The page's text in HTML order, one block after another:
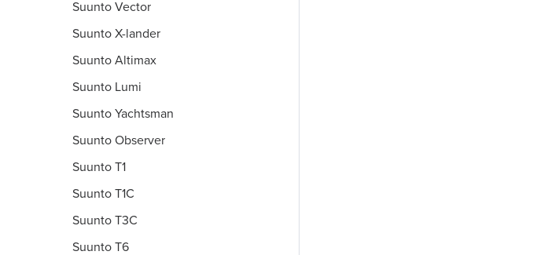
Suunto Vector
Suunto X-lander
Suunto Altimax
Suunto Lumi
Suunto Yachtsman
Suunto Observer
Suunto T1
Suunto T1C
Suunto T3C
Suunto T6